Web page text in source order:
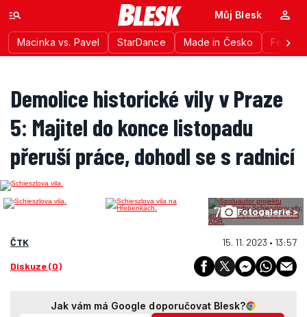
Macinka vs. Pavel StarDance Made in Česko
Můj Blesk
Demolice historické vily v Praze
5: Majitel do konce listopadu
přeruší práce, dohodl se s radnicí
7 Fotogalerie >
ČTK 15. 11. 2023 • 13:57
Diskuze (0)
Jak vám má Google doporučovat Blesk?